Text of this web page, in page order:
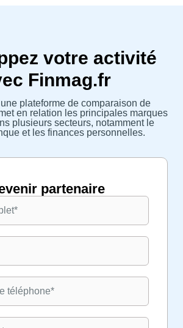
votre activité
Finmag.fr
plateforme de comparaison de
en relation les principales marques
plusieurs secteurs, notamment le
et les finances personnelles.
partenaire